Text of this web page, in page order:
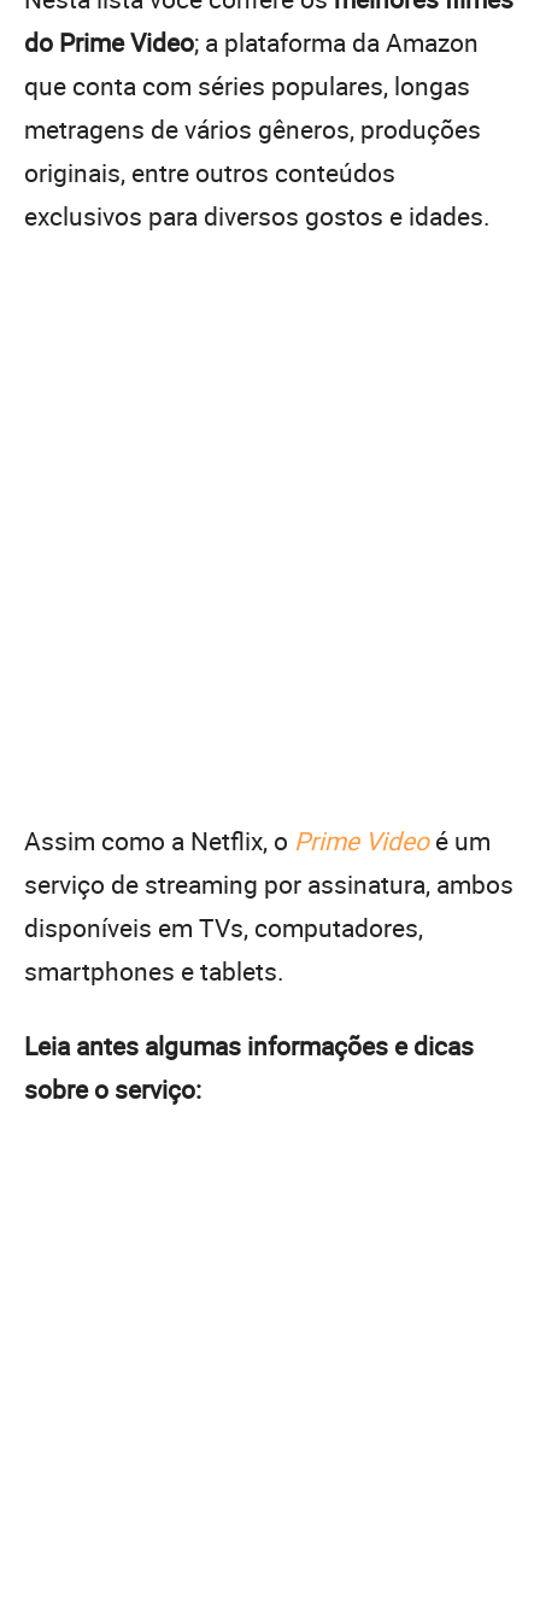
do Prime Video; a plataforma da Amazon
que conta com séries populares, longas
metragens de vários gêneros, produções
originais, entre outros conteúdos
exclusivos para diversos gostos e idades.
Assim como a Netflix, o Prime Videoé um
serviço de streaming por assinatura, ambos
disponíveis em TVs, computadores,
smartphones e tablets.
Leia antes algumas informações e dicas
sobre o serviço: